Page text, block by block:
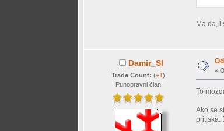
Ma da, i
Damir_Sl
Trade Count:(+1)
Punopravni član
«
To
Ako se
pritiska.